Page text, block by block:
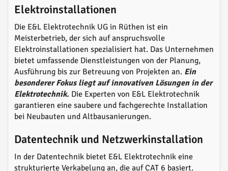
Elektroinstallationen
Die E&L Elektrotechnik UG in Rüthen ist ein
Meisterbetrieb, der sich auf anspruchsvolle
Elektroinstallationen spezialisiert hat. Das Unternehmen
bietet umfassende Dienstleistungen von der Planung,
Ausführung bis zur Betreuung von Projekten an. Ein
besonderer Fokus liegt auf innovativen Lösungen in der
Elektrotechnik. Die Experten von E&L Elektrotechnik
garantieren eine saubere und fachgerechte Installation
bei Neubauten und Altbausanierungen.
Datentechnik und Netzwerkinstallation
In der Datentechnik bietet E&L Elektrotechnik eine
strukturierte Verkabelung an, die auf CAT 6 basiert.